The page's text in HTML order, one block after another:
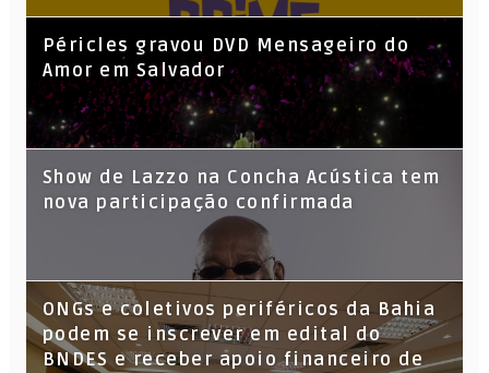
Péricles gravou DVD Mensageiro do
Amor em Salvador
Show de Lazzo na Concha Acústica tem
nova participação confirmada
ONGs e coletivos periféricos da Bahia
podem se inscrever em edital do
BNDES e receber apoio financeiro de